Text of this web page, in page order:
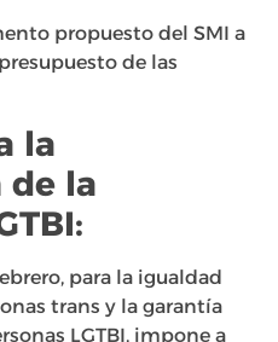
propuesto del SMI a
de las
la
de la
para la igualdad
trans y la garantía
LGTBI, impone a